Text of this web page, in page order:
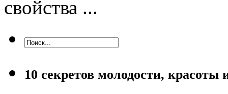
свойства ...
10 секретов молодости,